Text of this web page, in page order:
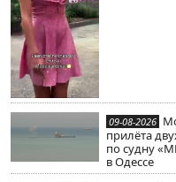
09-08-2026
прилёта
по судну
в Одессе